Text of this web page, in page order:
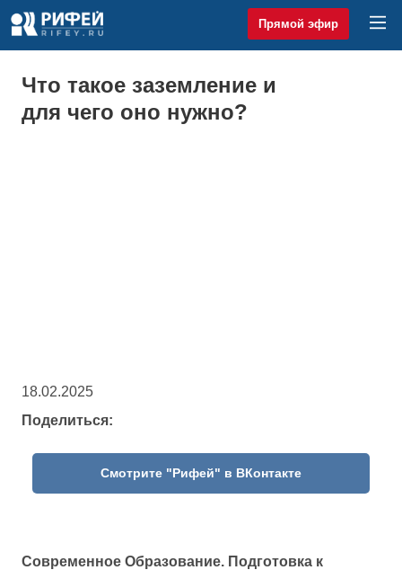
Прямой эфир
Что такое заземление и
для чего оно нужно?
18.02.2025
Поделиться:
Смотрите "Рифей" в ВКонтакте
Современное Образование. Подготовка к